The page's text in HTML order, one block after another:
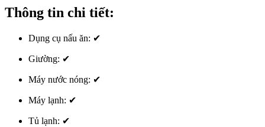
Thông tin chi tiết:
Dụng cụ nấu ăn: ✔
Giường: ✔
Máy nước nóng: ✔
Máy lạnh: ✔
Tủ lạnh: ✔